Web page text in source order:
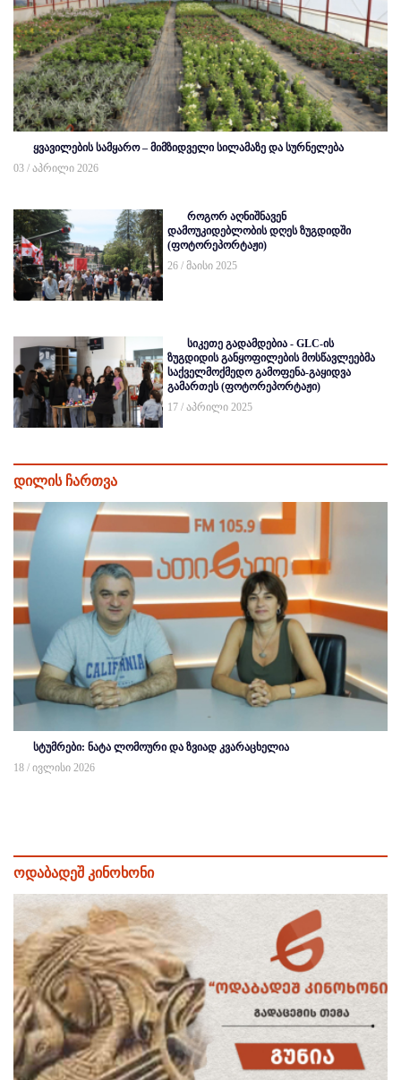
ყვავილების სამყარო – მიმზიდველი სილამაზე და სურნელება
03 / აპრილი 2026
როგორ აღნიშნავენ
დამოუკიდებლობის დღეს ზუგდიდში
(ფოტორეპორტაჟი)
26 / მაისი 2025
სიკეთე გადამდებია - GLC-ის
ზუგდიდის განყოფილების მოსწავლეებმა
საქველმოქმედო გამოფენა-გაყიდვა
გამართეს (ფოტორეპორტაჟი)
17 / აპრილი 2025
დილის ჩართვა
სტუმრები: ნატა ლომოური და ზვიად კვარაცხელია
18 / ივლისი 2026
ოდაბადეშ კინოხონი